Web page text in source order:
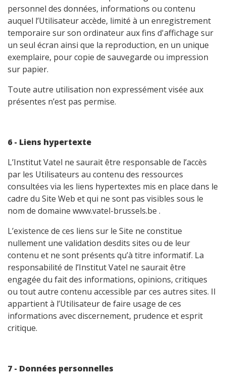
personnel des données, informations ou contenu
auquel l’Utilisateur accède, limité à un enregistrement
temporaire sur son ordinateur aux fins d'affichage sur
un seul écran ainsi que la reproduction, en un unique
exemplaire, pour copie de sauvegarde ou impression
sur papier.
Toute autre utilisation non expressément visée aux
présentes n’est pas permise.
6 - Liens hypertexte
L’Institut Vatel ne saurait être responsable de l’accès
par les Utilisateurs au contenu des ressources
consultées via les liens hypertextes mis en place dans le
cadre du Site Web et qui ne sont pas visibles sous le
nom de domaine www.vatel-brussels.be .
L’existence de ces liens sur le Site ne constitue
nullement une validation desdits sites ou de leur
contenu et ne sont présents qu’à titre informatif. La
responsabilité de l’Institut Vatel ne saurait être
engagée du fait des informations, opinions, critiques
ou tout autre contenu accessible par ces autres sites. Il
appartient à l’Utilisateur de faire usage de ces
informations avec discernement, prudence et esprit
critique.
7 - Données personnelles